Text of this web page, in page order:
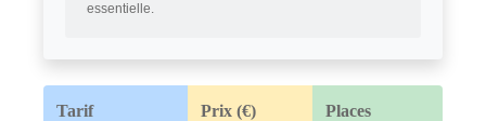
essentielle.
Tarif Prix (€) Places